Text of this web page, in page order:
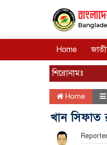
Home
শিরোনামঃ
Home
খান সিফাত